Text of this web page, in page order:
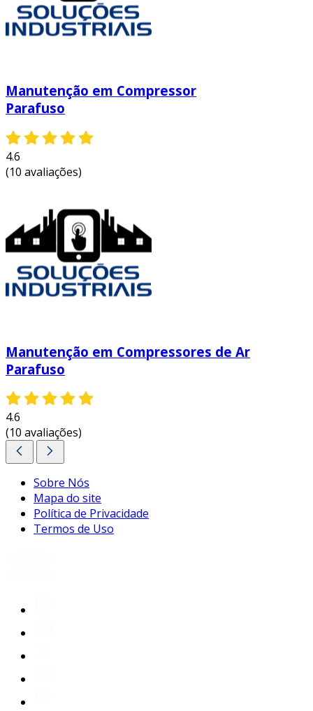
Manutenção em Compressor
Parafuso
4.6
(10 avaliações)
Manutenção em Compressores de Ar
Parafuso
4.6
(10 avaliações)
Sobre Nós
Mapa do site
Política de Privacidade
Termos de Uso